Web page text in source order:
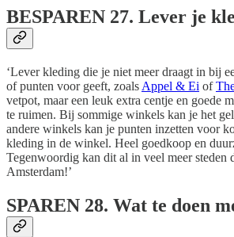
BESPAREN 27. Lever je
‘Lever kleding die je niet meer draagt in bij
of punten voor geeft, zoals Appel & Ei of
vetpot, maar een leuk extra centje en goede
te ruimen. Bij sommige winkels kan je het
andere winkels kan je punten inzetten voor
kleding in de winkel. Heel goedkoop en
Tegenwoordig kan dit al in veel meer steden
Amsterdam!’
SPAREN 28. Wat te doen